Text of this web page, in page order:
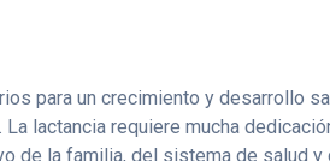
para un crecimiento y desarrollo
lactancia requiere mucha
de la familia, del sistema de salud y